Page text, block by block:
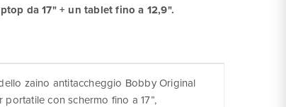
da 17" + un tablet fino a 12,9".
zaino antitaccheggio Bobby Original
con schermo fino a 17”,